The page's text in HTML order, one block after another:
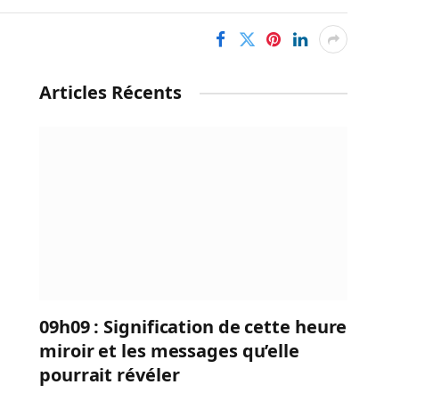
Articles Récents
09h09 : Signification de cette heure
miroir et les messages qu’elle
pourrait révéler